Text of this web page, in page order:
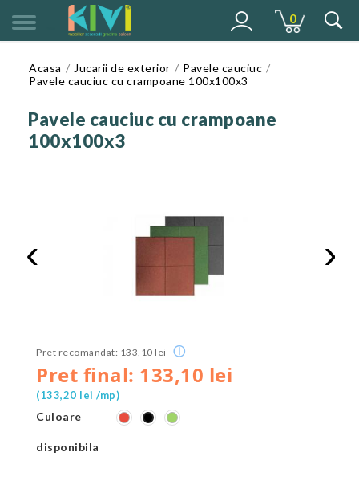
0
Acasa Jucarii de exterior
Pavele cauciuc
Pavele cauciuc cu crampoane 100x100x3
Pavele cauciuc cu crampoane
100x100x3
‹ ›
Pret final: 133,10 lei
Pret recomandat: 133,10 lei ⓘ
(133,20 lei /mp)
Culoare
disponibila
RoșuNegruVerde